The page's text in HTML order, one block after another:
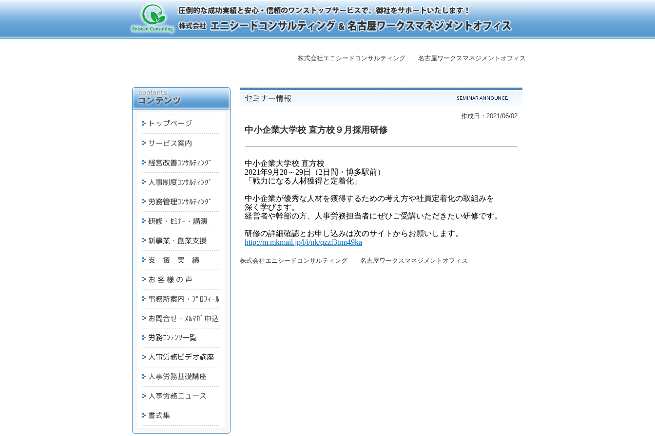
株式会社エニシードコンサルティング 名古屋ワークスマネジメントオフィス
作成日：2021/06/02
中小企業大学校 直方校９月採用研修
中小企業大学校 直方校
2021年9月 28～ 29日（2 日間・博多駅前）
「戦力になる人材獲得と定着化」
中小企業が優秀な人材を獲得するための考え 方や社員定着化の取組みを
深く学びます。
経営者や幹部の方、人事労務担当者にぜひご受講いただきたい研修です。
研修の詳細確認とお申し込みは次のサイトからお願いします。
http://m.mkmail.jp/l/i/nk/qzzf3tmi49ka
株式会社エニシードコンサルティング 名古屋ワークスマネジメントオフィス